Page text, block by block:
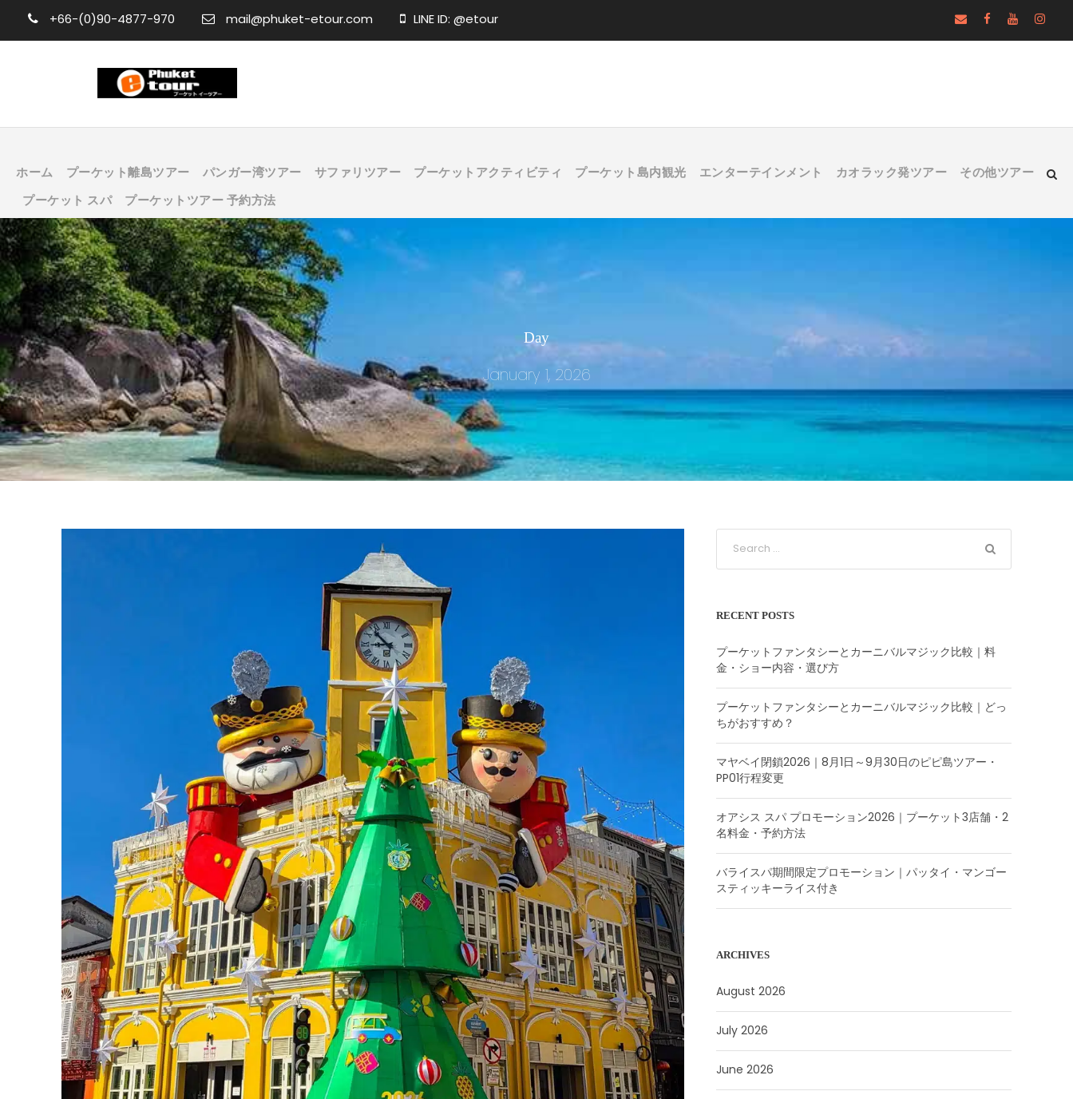
+66-(0)90-4877-970 mail@phuket-etour.com LINE ID: @etour
ホーム プーケット離島ツアー パンガー湾ツアー サファリツアー プーケットアクティビティ プーケット島内観光 エンターテインメント カオラック発ツアー
その他ツアー
プーケット スパ
プーケットツアー 予約方法
Day
January 1, 2026
RECENT POSTS
プーケットファンタシーとカーニバルマジック比較｜料
金・ショー内容・選び方
プーケットファンタシーとカーニバルマジック比較｜どっ
ちがおすすめ？
マヤベイ閉鎖2026｜8月1日～9月30日のピピ島ツアー・
PP01行程変更
オアシス スパ プロモーション2026｜プーケット3店舗・2
名料金・予約方法
バライスパ期間限定プロモーション｜パッタイ・マンゴー
スティッキーライス付き
ARCHIVES
August 2026
July 2026
June 2026